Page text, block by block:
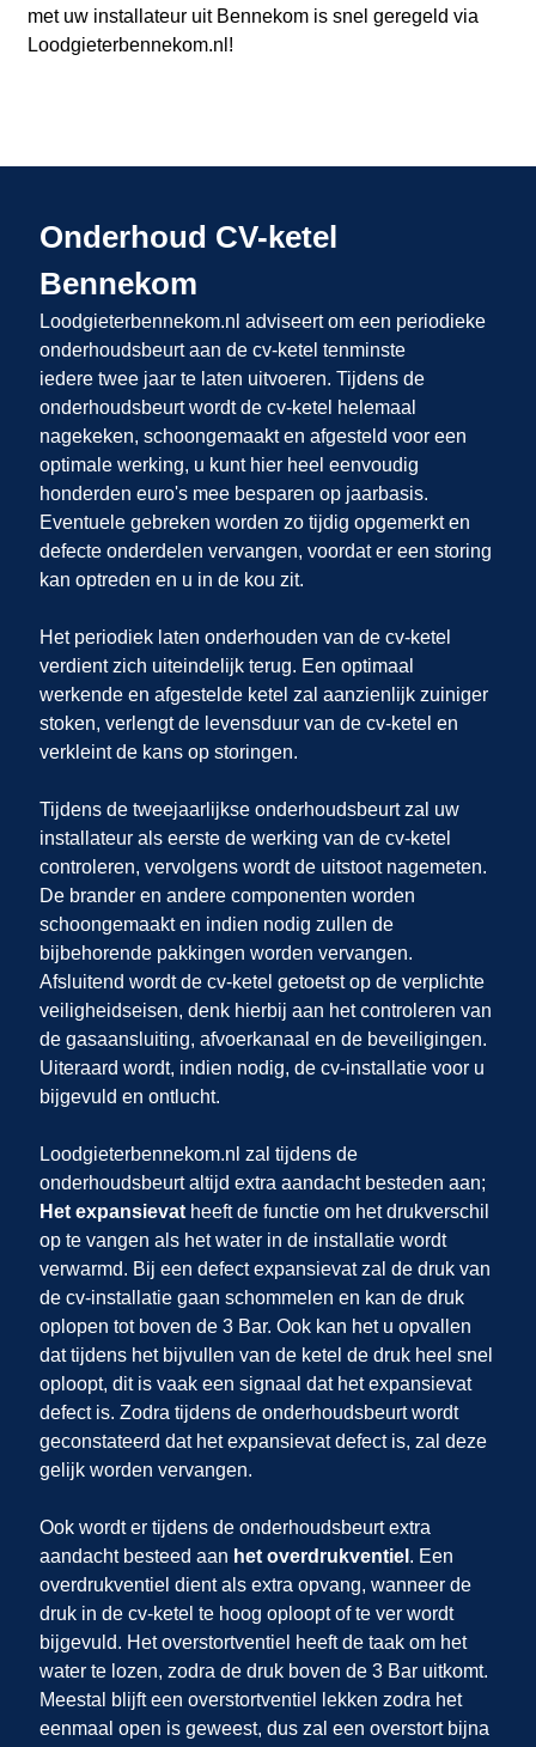
met uw installateur uit Bennekom is snel geregeld via
Loodgieterbennekom.nl !
Onderhoud CV-ketel
Bennekom
Loodgieterbennekom.nl adviseert om een periodieke
onderhoudsbeurt aan de cv-ketel tenminste
iedere twee jaar te laten uitvoeren. Tijdens de
onderhoudsbeurt wordt de cv-ketel helemaal
nagekeken, schoongemaakt en afgesteld voor een
optimale werking, u kunt hier heel eenvoudig
honderden euro's mee besparen op jaarbasis.
Eventuele gebreken worden zo tijdig opgemerkt en
defecte onderdelen vervangen, voordat er een storing
kan optreden en u in de kou zit.
Het periodiek laten onderhouden van de cv-ketel
verdient zich uiteindelijk terug. Een optimaal
werkende en afgestelde ketel zal aanzienlijk zuiniger
stoken, verlengt de levensduur van de cv-ketel en
verkleint de kans op storingen.
Tijdens de tweejaarlijkse onderhoudsbeurt zal uw
installateur als eerste de werking van de cv-ketel
controleren, vervolgens wordt de uitstoot nagemeten.
De brander en andere componenten worden
schoongemaakt en indien nodig zullen de
bijbehorende pakkingen worden vervangen.
Afsluitend wordt de cv-ketel getoetst op de verplichte
veiligheidseisen, denk hierbij aan het controleren van
de gasaansluiting, afvoerkanaal en de beveiligingen.
Uiteraard wordt, indien nodig, de cv-installatie voor u
bijgevuld en ontlucht.
Loodgieterbennekom.nl zal tijdens de
onderhoudsbeurt altijd extra aandacht besteden aan;
Het expansievatheeft de functie om het drukverschil
op te vangen als het water in de installatie wordt
verwarmd. Bij een defect expansievat zal de druk van
de cv-installatie gaan schommelen en kan de druk
oplopen tot boven de 3 Bar. Ook kan het u opvallen
dat tijdens het bijvullen van de ketel de druk heel snel
oploopt, dit is vaak een signaal dat het expansievat
defect is. Zodra tijdens de onderhoudsbeurt wordt
geconstateerd dat het expansievat defect is, zal deze
gelijk worden vervangen.
Ook wordt er tijdens de onderhoudsbeurt extra
aandacht besteed aan het overdrukventiel . Een
overdrukventiel dient als extra opvang, wanneer de
druk in de cv-ketel te hoog oploopt of te ver wordt
bijgevuld. Het overstortventiel heeft de taak om het
water te lozen, zodra de druk boven de 3 Bar uitkomt.
Meestal blijft een overstortventiel lekken zodra het
eenmaal open is geweest, dus zal een overstort bijna